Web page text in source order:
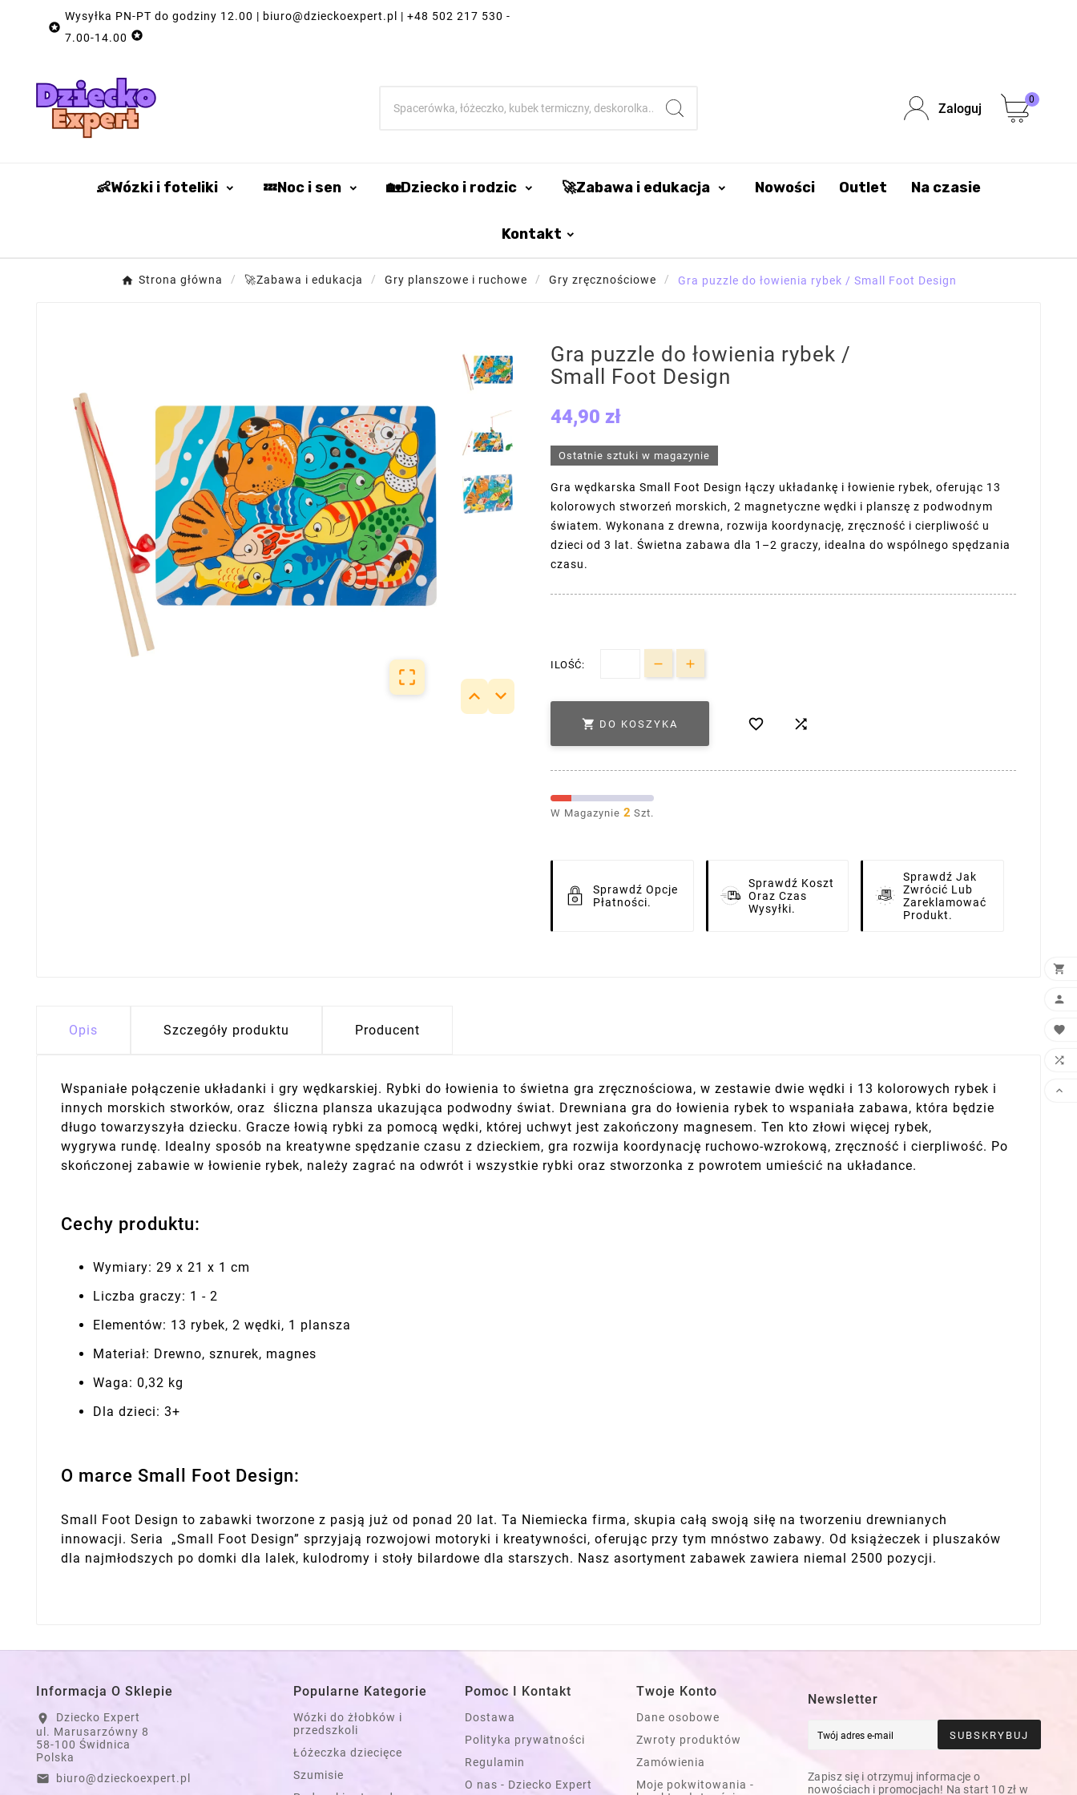

Wysyłka PN-PT do godziny 12.00 | biuro@dzieckoexpert.pl | +48 502 217 530 -
7.00-14.00 
Zaloguj
0
👶Wózki i foteliki 💤Noc i sen 🏡Dziecko i rodzic 🚀Zabawa i edukacja Nowości Outlet Na czasie
Kontakt
Strona główna 🚀Zabawa i edukacja Gry planszowe i ruchowe Gry zręcznościowe Gra puzzle do łowienia rybek / Small Foot Design

 
Gra puzzle do łowienia rybek /
Small Foot Design
44,90 zł
Ostatnie sztuki w magazynie
Gra wędkarska Small Foot Design łączy układankę i łowienie rybek, oferując 13
kolorowych stworzeń morskich, 2 magnetyczne wędki i planszę z podwodnym
światem. Wykonana z drewna, rozwija koordynację, zręczność i cierpliwość u
dzieci od 3 lat. Świetna zabawa dla 1–2 graczy, idealna do wspólnego spędzania
czasu.
ILOŚĆ:
 DO KOSZYKA  
W Magazynie 2 Szt.
Sprawdź Opcje
Płatności.
Sprawdź Koszt
Oraz Czas
Wysyłki.
Sprawdź Jak
Zwrócić Lub
Zareklamować
Produkt.
Opis Szczegóły produktu Producent
Wspaniałe połączenie układanki i gry wędkarskiej. Rybki do łowienia to świetna gra zręcznościowa, w zestawie dwie wędki i 13 kolorowych rybek i
innych morskich stworków, oraz śliczna plansza ukazująca podwodny świat. Drewniana gra do łowienia rybek to wspaniała zabawa, która będzie
długo towarzyszyła dziecku. Gracze łowią rybki za pomocą wędki, której uchwyt jest zakończony magnesem. Ten kto złowi więcej rybek,
wygrywa rundę. Idealny sposób na kreatywne spędzanie czasu z dzieckiem, gra rozwija koordynację ruchowo-wzrokową, zręczność i cierpliwość. Po
skończonej zabawie w łowienie rybek, należy zagrać na odwrót i wszystkie rybki oraz stworzonka z powrotem umieścić na układance.
Cechy produktu:
Wymiary: 29 x 21 x 1 cm
Liczba graczy: 1 - 2
Elementów: 13 rybek, 2 wędki, 1 plansza
Materiał: Drewno, sznurek, magnes
Waga: 0,32 kg
Dla dzieci: 3+
O marce Small Foot Design:
Small Foot Design to zabawki tworzone z pasją już od ponad 20 lat. Ta Niemiecka firma, skupia całą swoją siłę na tworzeniu drewnianych
innowacji. Seria „Small Foot Design” sprzyjają rozwojowi motoryki i kreatywności, oferując przy tym mnóstwo zabawy. Od książeczek i pluszaków
dla najmłodszych po domki dla lalek, kulodromy i stoły bilardowe dla starszych. Nasz asortyment zabawek zawiera niemal 2500 pozycji.
Informacja O Sklepie
location_on
Dziecko Expert
ul. Marusarzówny 8
58-100 Świdnica
Polska
email biuro@dzieckoexpert.pl
Popularne Kategorie
Wózki do żłobków i
przedszkoli
Łóżeczka dziecięce
Szumisie
Pomoc I Kontakt
Dostawa
Polityka prywatności
Regulamin
O nas - Dziecko Expert
Twoje Konto
Dane osobowe
Zwroty produktów
Zamówienia
Moje pokwitowania -
Newsletter
SUBSKRYBUJ
Zapisz się i otrzymuj informacje o
nowościach i promocjach! Na start 10 zł w




